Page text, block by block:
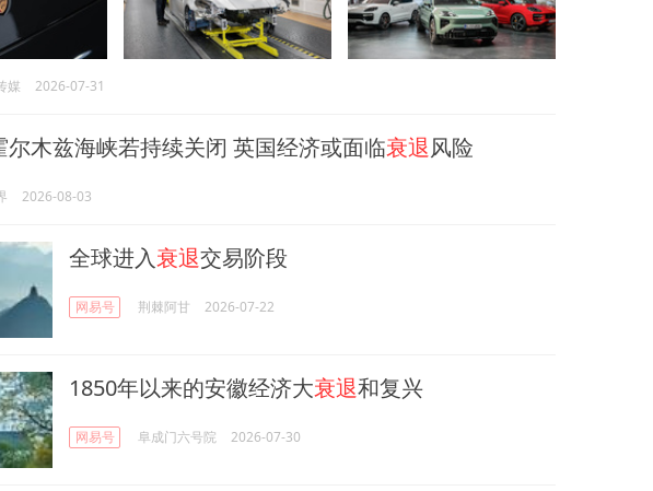
媒 2026-07-31
尔木兹海峡若持续关闭 英国经济或面临衰退风险
2026-08-03
全球进入衰退交易阶段
网易号 荆棘阿甘 2026-07-22
1850年以来的安徽经济大衰退和复兴
网易号 阜成门六号院 2026-07-30